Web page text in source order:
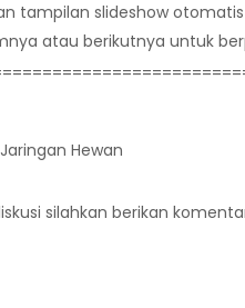
tampilan slideshow
atau berikutnya untuk
Hewan
silahkan berikan